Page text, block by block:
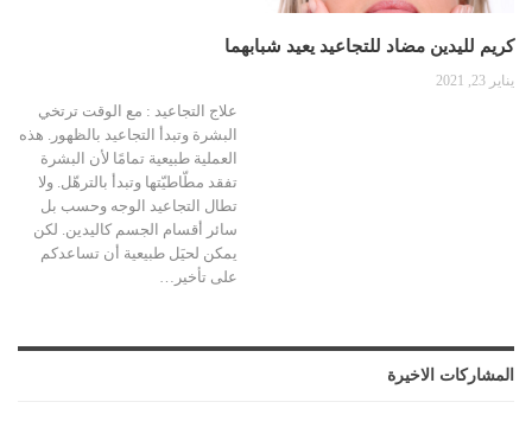
كريم لليدين مضاد للتجاعيد يعيد شبابهما
يناير 23, 2021
علاج التجاعيد : مع الوقت ترتخي
البشرة وتبدأ التجاعيد بالظهور. هذه
العملية طبيعية تمامًا لأن البشرة
تفقد مطّاطيّتها وتبدأ بالترهّل. ولا
تطال التجاعيد الوجه وحسب بل
سائر أقسام الجسم كاليدين. لكن
يمكن لحيَل طبيعية أن تساعدكم
على تأخير …
المشاركات الاخيرة